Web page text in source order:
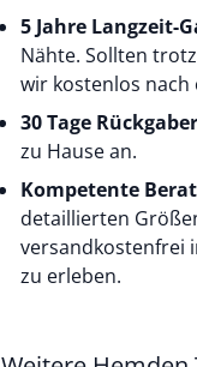
5 Jahre Langzeit-
Nähte. Sollten
wir kostenlos nach
30 Tage
zu Hause an.
Kompetente
detaillierten
versandkostenfrei
zu erleben.